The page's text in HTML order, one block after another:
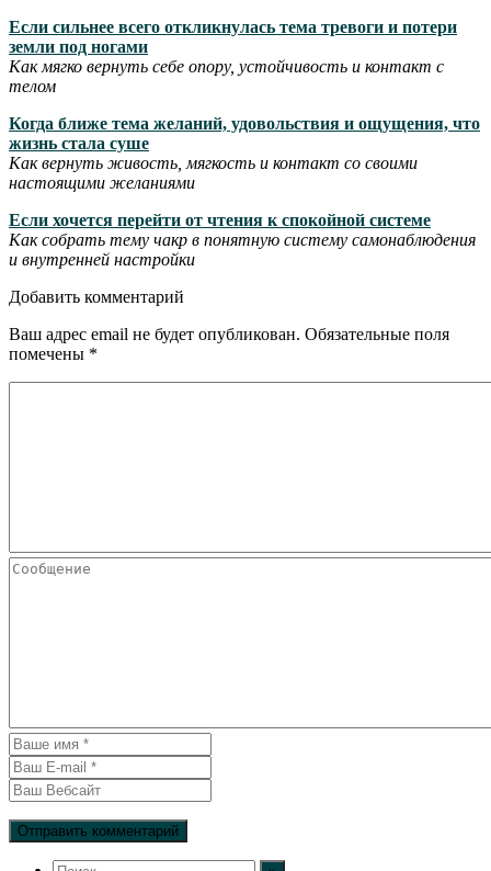
Если сильнее всего откликнулась тема тревоги и потери
земли под ногами
Как мягко вернуть себе опору, устойчивость и контакт с
телом
Когда ближе тема желаний, удовольствия и ощущения, что
жизнь стала суше
Как вернуть живость, мягкость и контакт со своими
настоящими желаниями
Если хочется перейти от чтения к спокойной системе
Как собрать тему чакр в понятную систему самонаблюдения
и внутренней настройки
Добавить комментарий
Ваш адрес email не будет опубликован. Обязательные поля
помечены *